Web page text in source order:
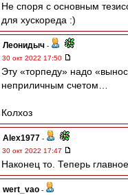
Не споря с основным
для хускореда :)
Леонидыч -
30 окт 2022 17:50
Эту «торпеду» надо
неприличным счетом…
Колхоз
Alex1977 -
30 окт 2022 17:47
Наконец то. Теперь
wert_vao -